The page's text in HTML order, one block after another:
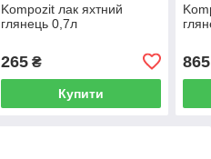
Kompozit лак яхтний
глянець 0,7л
265₴
Купити
865